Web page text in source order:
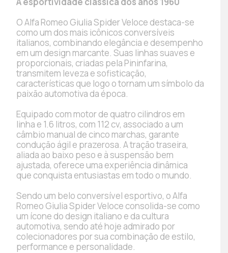
O Alfa Romeo Giulia Spider Veloce destaca-se
como um dos mais icônicos conversíveis
italianos, combinando elegância e desempenho
em um design marcante. Suas linhas suaves e
proporcionais, criadas pela Pininfarina,
transmitem leveza e sofisticação,
características que logo o tornam um símbolo da
paixão automotiva da época.
Equipado com motor de quatro cilindros em
linha e 1.6 litros, com 112 cv, associado a um
câmbio manual de cinco marchas, garante
condução ágil e prazerosa. A tração traseira,
aliada ao baixo peso e à suspensão bem
ajustada, oferece uma experiência dinâmica
que conquista entusiastas em todo o mundo.
Sendo um belo conversível esportivo, o Alfa
Romeo Giulia Spider Veloce consolida-se como
um ícone do design italiano e da cultura
automotiva, sendo até hoje admirado por
colecionadores por sua combinação de estilo,
performance e personalidade.